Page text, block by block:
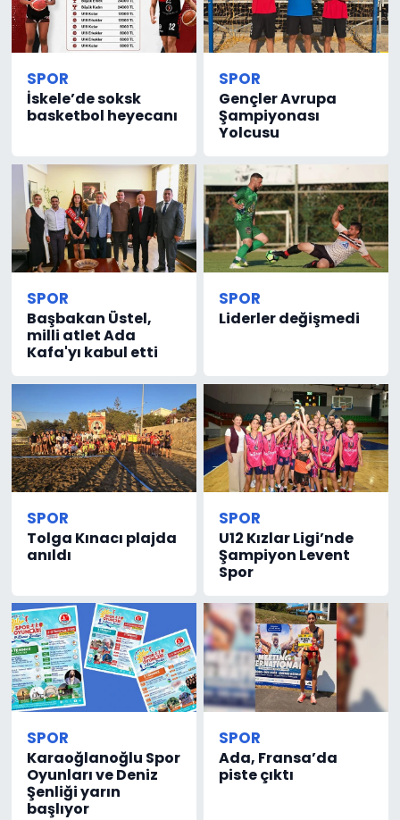
SPOR
İskele’de soksk
basketbol heyecanı
SPOR
Gençler Avrupa
Şampiyonası
Yolcusu
SPOR
Başbakan Üstel,
milli atlet Ada
Kafa'yı kabul etti
SPOR
Liderler değişmedi
SPOR
Tolga Kınacı plajda
anıldı
SPOR
U12 Kızlar Ligi’nde
Şampiyon Levent
Spor
SPOR
Karaoğlanoğlu Spor
Oyunları ve Deniz
Şenliği yarın
başlıyor
SPOR
Ada, Fransa’da
piste çıktı